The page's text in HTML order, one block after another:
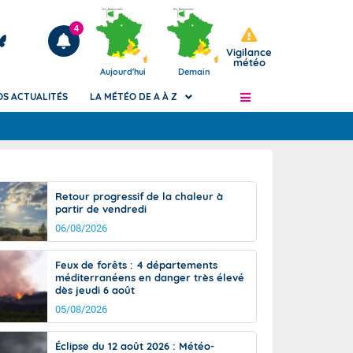
Articles
4
Aujourd'hui Demain
Vigilance
météo
de
Phénomènes dangereux de J+2 à J+7
Avertissement pluies intenses à l'échelle
des communes (Apic)
Bulletins Marine
Bulletins d'estimation du risque
d'avalanche
Météo des forêts
Vigicrues
ACTUALITÉS LA MÉTÉO DE A À Z
Retour progressif de la chaleur à
partir de vendredi
06/08/2026
Feux de forêts : 4 départements
méditerranéens en danger très élevé
dès jeudi 6 août
05/08/2026
Éclipse du 12 août 2026 : Météo-